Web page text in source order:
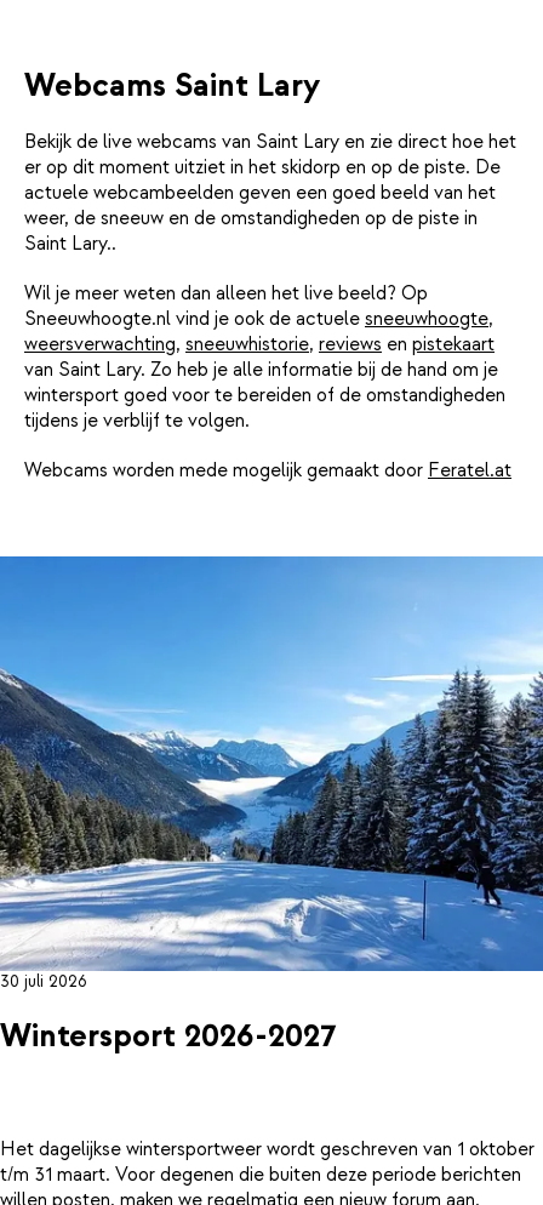
Webcams Saint Lary
Bekijk de live webcams van Saint Lary en zie direct hoe het
er op dit moment uitziet in het skidorp en op de piste. De
actuele webcambeelden geven een goed beeld van het
weer, de sneeuw en de omstandigheden op de piste in
Saint Lary..
Wil je meer weten dan alleen het live beeld? Op
Sneeuwhoogte.nl vind je ook de actuele sneeuwhoogte,
weersverwachting, sneeuwhistorie, reviews en pistekaart
van Saint Lary. Zo heb je alle informatie bij de hand om je
wintersport goed voor te bereiden of de omstandigheden
tijdens je verblijf te volgen.
Webcams worden mede mogelijk gemaakt door Feratel.at
30 juli 2026
Wintersport 2026-2027
Het dagelijkse wintersportweer wordt geschreven van 1 oktober
t/m 31 maart. Voor degenen die buiten deze periode berichten